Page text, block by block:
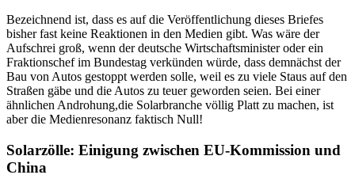
Bezeichnend ist, dass es auf die Veröffentlichung dieses Briefes
bisher fast keine Reaktionen in den Medien gibt. Was wäre der
Aufschrei groß, wenn der deutsche Wirtschaftsminister oder ein
Fraktionschef im Bundestag verkünden würde, dass demnächst der
Bau von Autos gestoppt werden solle, weil es zu viele Staus auf den
Straßen gäbe und die Autos zu teuer geworden seien. Bei einer
ähnlichen Androhung,die Solarbranche völlig Platt zu machen, ist
aber die Medienresonanz faktisch Null!
Solarzölle: Einigung zwischen EU-Kommission und
China